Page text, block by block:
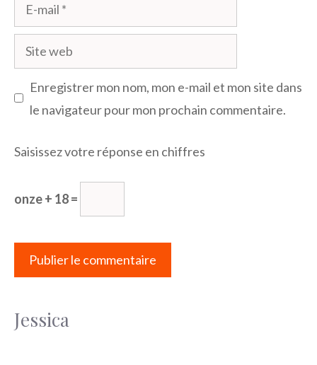
mail
Site
web
Enregistrer mon nom, mon e-mail et mon site dans
le navigateur pour mon prochain commentaire.
Saisissez votre réponse en chiffres
onze + 18 =
Jessica